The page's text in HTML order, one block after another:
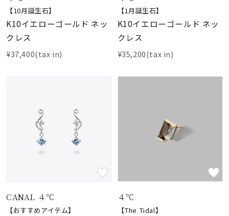
【10月誕生石】
K10イエローゴールド ネッ
クレス
¥37,400(tax in)
【1月誕生石】
K10イエローゴールド ネッ
クレス
¥35,200(tax in)
CANAL ４℃
【おすすめアイテム】
４℃
【The Tidal】